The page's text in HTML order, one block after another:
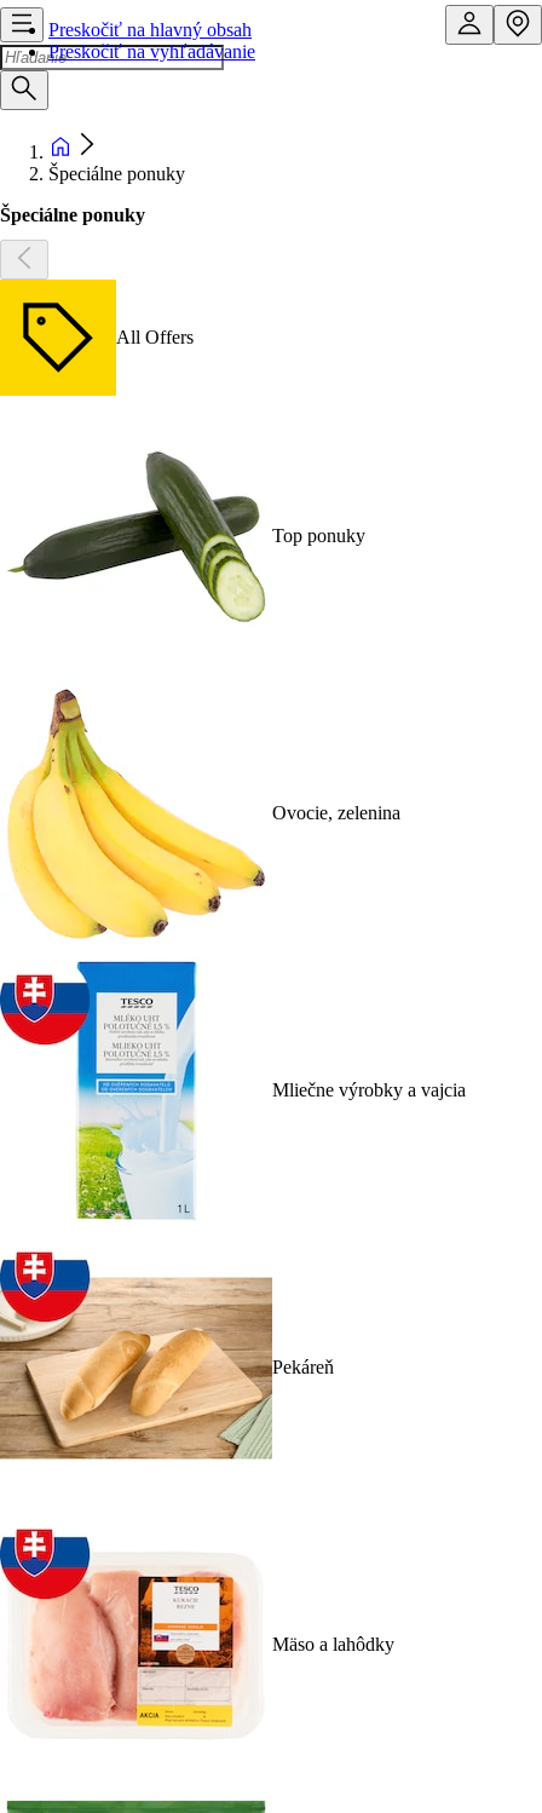
Preskočiť na hlavný obsah
Preskočiť na vyhľadávanie
Špeciálne ponuky
Špeciálne ponuky
All Offers
Top ponuky
Ovocie, zelenina
Mliečne výrobky a vajcia
Pekáreň
Mäso a lahôdky